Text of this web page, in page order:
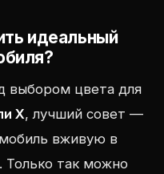
идеальный
выбором цвета для
X, лучший совет —
вживую в
Только так можно